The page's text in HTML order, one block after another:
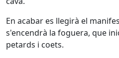
En acabar es llegirà el
s'encendrà la foguera, que
petards i coets.